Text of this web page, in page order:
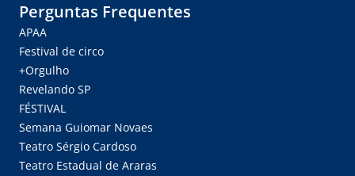
Perguntas Frequentes
APAA
Festival de circo
+Orgulho
Revelando SP
FÉSTIVAL
Semana Guiomar Novaes
Teatro Sérgio Cardoso
Teatro Estadual de Araras